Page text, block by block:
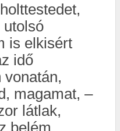
utolsó
is elkisért
idő
vonatán,
magamat, –
látlak,
belém,